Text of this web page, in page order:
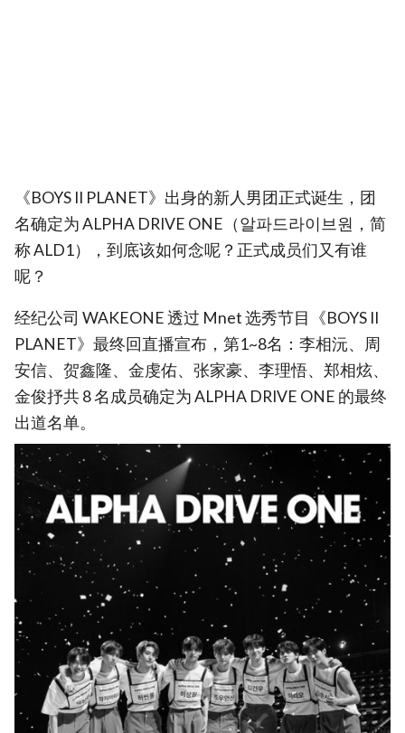
《BOYS II PLANET》出身的新人男团正式诞生，团
名确定为 ALPHA DRIVE ONE（알파드라이브원，简
称 ALD1），到底该如何念呢？正式成员们又有谁
呢？
经纪公司 WAKEONE 透过 Mnet 选秀节目《BOYS II
PLANET》最终回直播宣布，第1~8名：李相沅、周
安信、贺鑫隆、金虔佑、张家豪、李理悟、郑相炫、
金俊抒共 8 名成员确定为 ALPHA DRIVE ONE 的最终
出道名单。